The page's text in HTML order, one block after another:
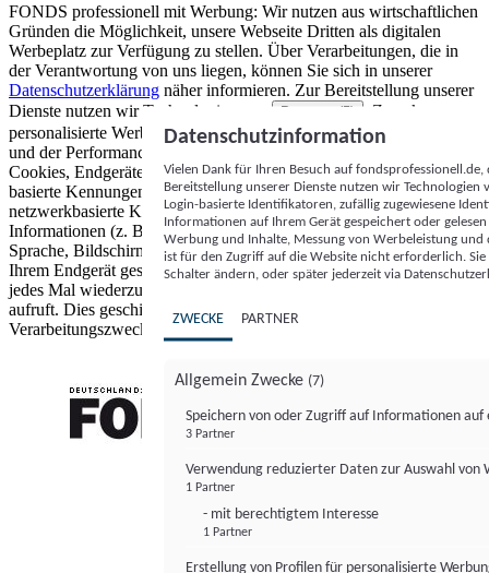
FONDS professionell mit Werbung: Wir nutzen aus wirtschaftlichen
Gründen die Möglichkeit, unsere Webseite Dritten als digitalen
Werbeplatz zur Verfügung zu stellen. Über Verarbeitungen, die in
der Verantwortung von uns liegen, können Sie sich in unserer
Datenschutzerklärung näher informieren. Zur Bereitstellung unserer
Dienste nutzen wir Technologien von
Partnern (5)
. Zwecke:
personalisierte Werbung und Inhalte, Messung von Werbeleistung
und der Performance von Inhalten sowie Zielgruppenforschung.
Cookies, Endgeräte- oder ähnliche Online-Kennungen (z. B. login-
basierte Kennungen, zufällig generierte Kennungen,
netzwerkbasierte Kennungen) können zusammen mit anderen
Informationen (z. B. Browsertyp und Browserinformationen,
Sprache, Bildschirmgröße, unterstützte Technologien usw.) auf
Ihrem Endgerät gespeichert oder von dort ausgelesen werden, um es
jedes Mal wiederzuerkennen, wenn es eine App oder einer Webseite
aufruft. Dies geschieht für einen oder mehrere der hier aufgeführten
Verarbeitungszwecke.
Datenschutzinformation
Vielen Dank für Ihren Besuch auf
Bereitstellung unserer Dienste nutzen wir Technologien
Login-basierte Identifikatoren, zufällig zugewiesene
Informationen auf Ihrem Gerät gespeichert oder
Werbung und Inhalte, Messung von Werbeleistung
ist für den Zugriff auf die Website nicht erforderlich.
Schalter ändern, oder später jederzeit via
ZWECKE PARTNER
Allgemein Zwecke (7)
Speichern von oder Zugriff auf Informationen auf
3 Partner
Verwendung reduzierter Daten zur Auswahl von
1 Partner
- mit berechtigtem Interesse
1 Partner
Erstellung von Profilen für personalisierte
FONDS professionell